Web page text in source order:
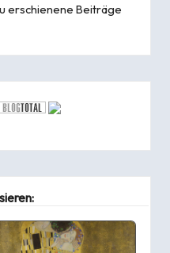
erschienene Beiträge